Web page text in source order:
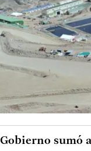
Gobierno sumó